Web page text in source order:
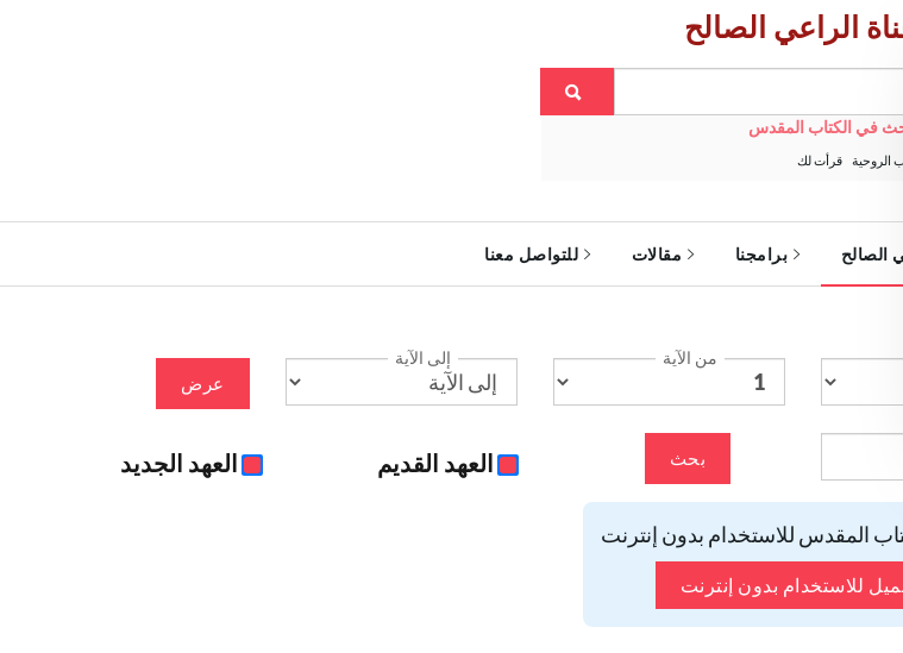
الراعي الصالح
في الكتاب المقدس
الروحية قرأت لك
الصالح برامجنا مقالات للتواصل معنا
من الآية إلى الآية
عرض
بحث العهد القديم العهد الجديد
المقدس للاستخدام بدون إنترنت
للاستخدام بدون إنترنت